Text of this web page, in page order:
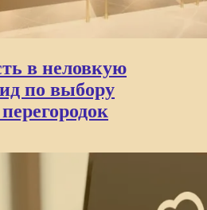
в неловкую
по выбору